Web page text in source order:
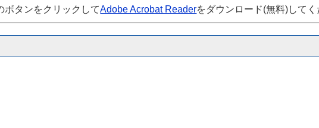
ボタンをクリックしてAdobe Acrobat Readerをダウンロード(無料)してく